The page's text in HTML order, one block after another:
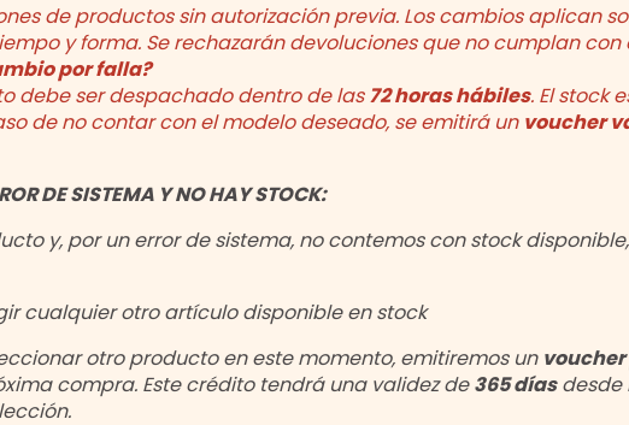
de productos sin autorización previa. Los cambios aplican
y forma. Se rechazarán devoluciones que no cumplan con
por falla?
debe ser despachado dentro de las72 horas hábiles. El stock
de no contar con el modelo deseado, se emitirá un voucher
DE SISTEMA Y NO HAY STOCK:
y, por un error de sistema, no contemos con stock
cualquier otro artículo disponible en stock
otro producto en este momento, emitiremos un
compra. Este crédito tendrá una validez de365 díasdesde